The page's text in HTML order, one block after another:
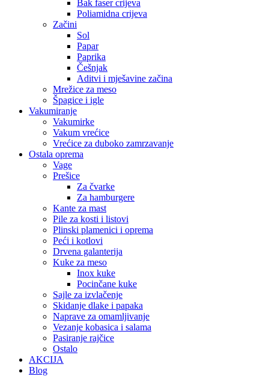
Bak faser crijeva
Poliamidna crijeva
Začini
Sol
Papar
Paprika
Češnjak
Aditvi i mješavine začina
Mrežice za meso
Špagice i igle
Vakumiranje
Vakumirke
Vakum vrećice
Vrećice za duboko zamrzavanje
Ostala oprema
Vage
Prešice
Za čvarke
Za hamburgere
Kante za mast
Pile za kosti i listovi
Plinski plamenici i oprema
Peći i kotlovi
Drvena galanterija
Kuke za meso
Inox kuke
Pocinčane kuke
Sajle za izvlačenje
Skidanje dlake i papaka
Naprave za omamljivanje
Vezanje kobasica i salama
Pasiranje rajčice
Ostalo
AKCIJA
Blog